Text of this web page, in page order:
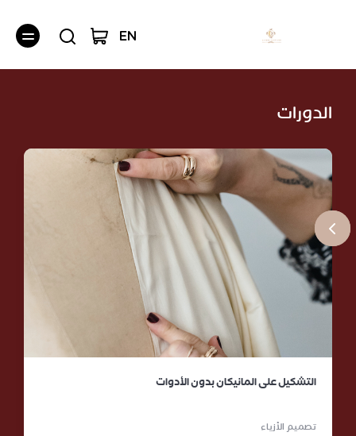
EN
الدورات
التشكيل على المانيكان بدون الأدوات
تصميم الأزياء